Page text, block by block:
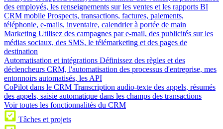
des employés, les renseignements sur les ventes et les rapports BI
CRM mobile Prospects, transactions, factures, paiements,
téléphonie, e-mails, inventaire, calendrier à portée de main
Marketing Utilisez des campagnes par e-mail, des publicités sur les
médias sociaux, des SMS, le télémarketing et des pages de
destination
Automatisation et intégrations Définissez des règles et des
déclencheurs CRM, l'automatisation des processus d'entreprise, mes
entonnoirs automatisés, les API
CoPilot dans le CRM Transcription audio-texte des appels, résumés
des appels, saisie automatique dans les champs des transactions
Voir toutes les fonctionnalités du CRM
Tâches et projets